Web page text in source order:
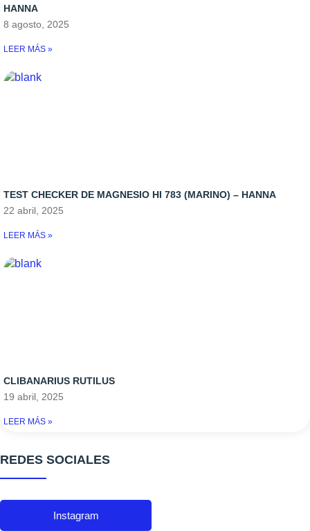
HANNA
8 agosto, 2025
LEER MÁS »
TEST CHECKER DE MAGNESIO HI 783 (MARINO) – HANNA
22 abril, 2025
LEER MÁS »
CLIBANARIUS RUTILUS
19 abril, 2025
LEER MÁS »
REDES SOCIALES
Instagram